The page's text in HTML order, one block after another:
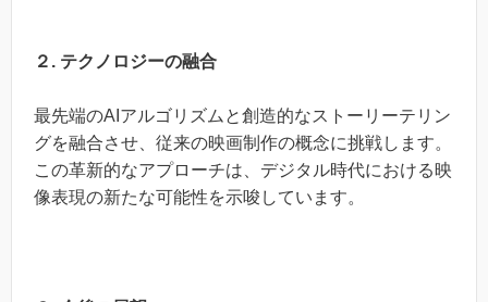
２. テクノロジーの融合
最先端のAIアルゴリズムと創造的なストーリーテリン
グを融合させ、従来の映画制作の概念に挑戦します。
この革新的なアプローチは、デジタル時代における映
像表現の新たな可能性を示唆しています。